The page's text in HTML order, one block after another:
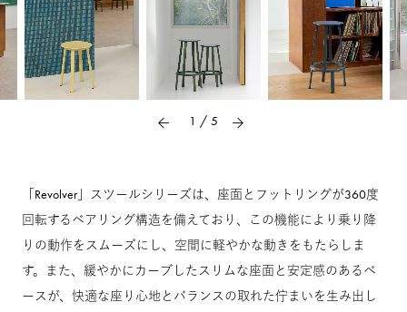
1 / 5
「Revolver」スツールシリーズは、座面とフットリングが360度
回転するベアリング構造を備えており、この機能により乗り降
りの動作をスムーズにし、空間に軽やかな動きをもたらしま
す。また、緩やかにカーブしたスリムな座面と安定感のあるベ
ースが、快適な座り心地とバランスの取れた佇まいを生み出し